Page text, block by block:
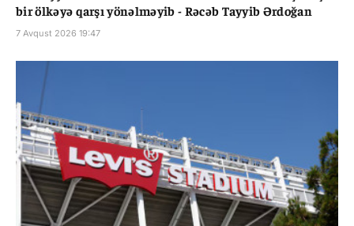
bir ölkəyə qarşı yönəlməyib - Rəcəb Tayyib Ərdoğan
7 Avqust 2026 19:47